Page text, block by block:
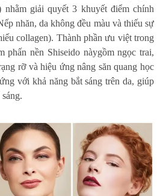
nhằm giải quyết 3 khuyết điểm chính
nhăn, da không đều màu và thiếu sự
collagen). Thành phần ưu việt trong
phấn nền Shiseido nàygồm ngọc trai,
rỡ và hiệu ứng nâng săn quang học
với khả năng bắt sáng trên da, giúp